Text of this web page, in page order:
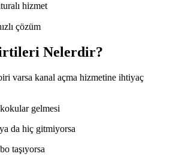
hizmet
çözüm
Nelerdir?
varsa kanal açma hizmetine ihtiyaç
gelmesi
da hiç gitmiyorsa
taşıyorsa